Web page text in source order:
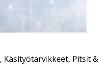
, Käsityötarvikkeet, Pitsit &